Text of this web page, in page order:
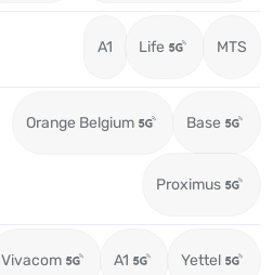
A1 Life MTS
Orange Belgium Base
Proximus
Vivacom A1 Yettel